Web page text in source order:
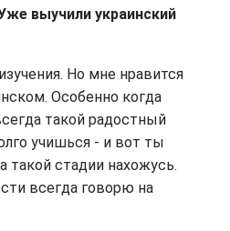
выучили украинский
Но мне нравится
Особенно когда
такой радостный
учишься - и вот ты
такой стадии нахожусь.
всегда говорю на